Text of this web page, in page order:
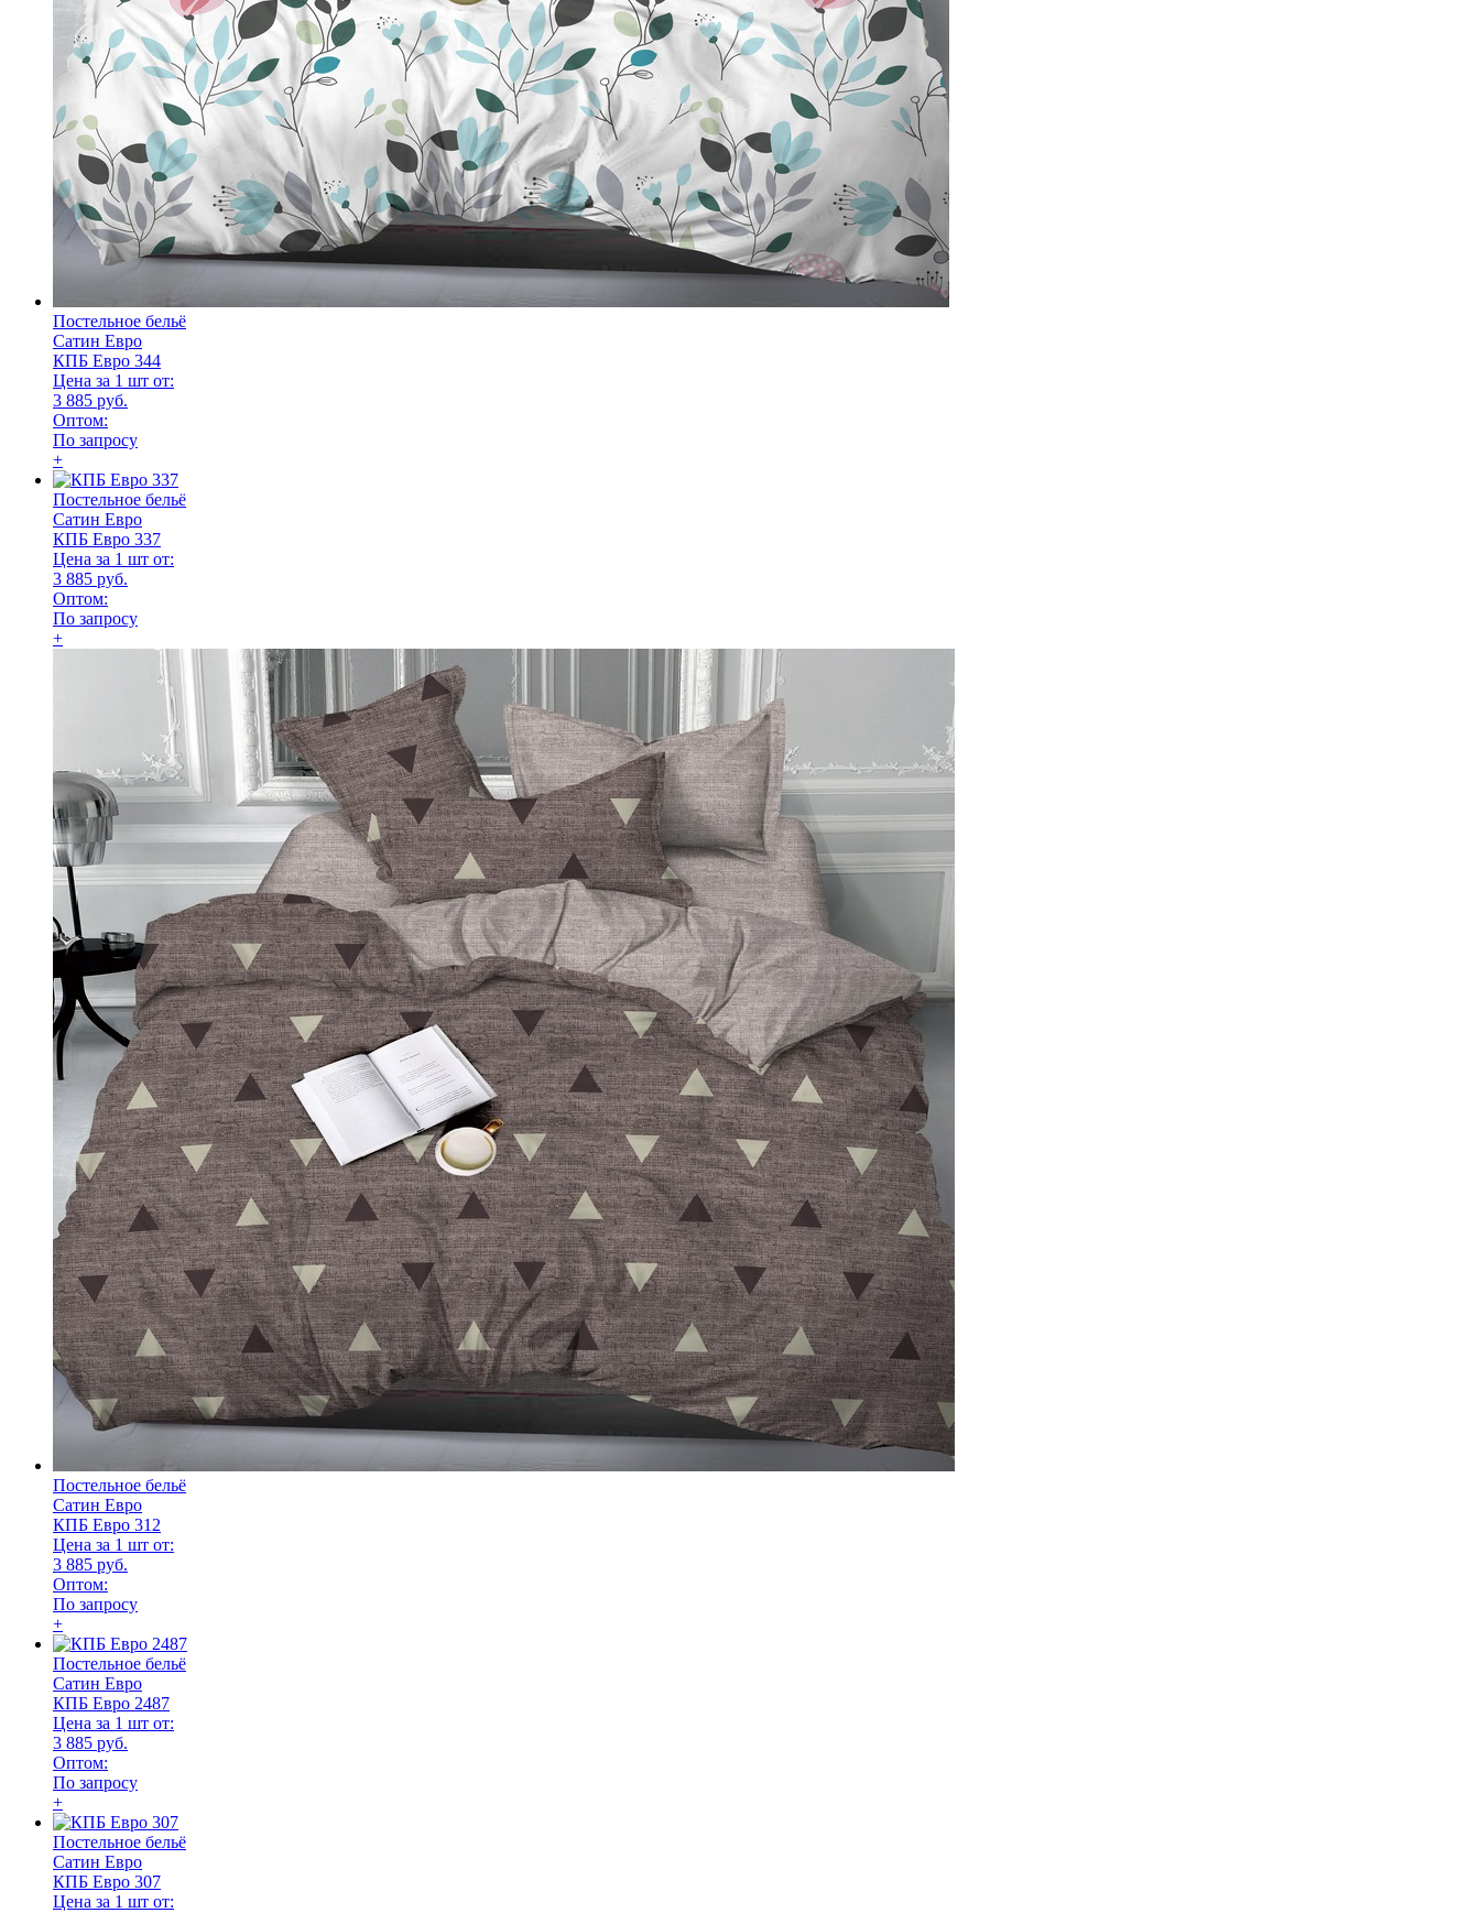
Постельное бельё
Сатин Евро
КПБ Евро 344
Цена за 1 шт от:
3 885 руб.
Оптом:
По запросу
+
Постельное бельё
Сатин Евро
КПБ Евро 337
Цена за 1 шт от:
3 885 руб.
Оптом:
По запросу
+
Постельное бельё
Сатин Евро
КПБ Евро 312
Цена за 1 шт от:
3 885 руб.
Оптом:
По запросу
+
Постельное бельё
Сатин Евро
КПБ Евро 2487
Цена за 1 шт от:
3 885 руб.
Оптом:
По запросу
+
Постельное бельё
Сатин Евро
КПБ Евро 307
Цена за 1 шт от: